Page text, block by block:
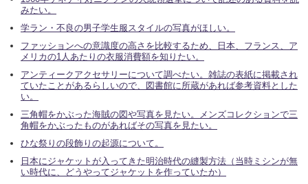
みたい。
学ラン・不良の男子学生服スタイルの写真がほしい。
ファッションへの意識度の高さを比較するため、日本、フランス、ア
メリカの1人あたりの衣服消費額を知りたい。
アンティークアクセサリーについて調べたい。雑誌の表紙に掲載され
ていたことがあるらしいので、図書館に所蔵があれば参考資料とした
い。
三角帽をかぶった海賊の図や写真を見たい。メンズコレクションで三
角帽をかぶったものがあればその写真を見たい。
ひな祭りの段飾りの起源について。
日本にジャケットが入ってきた明治時代の縫製方法（当時ミシンが無
い時代に、どうやってジャケットを作っていたか）